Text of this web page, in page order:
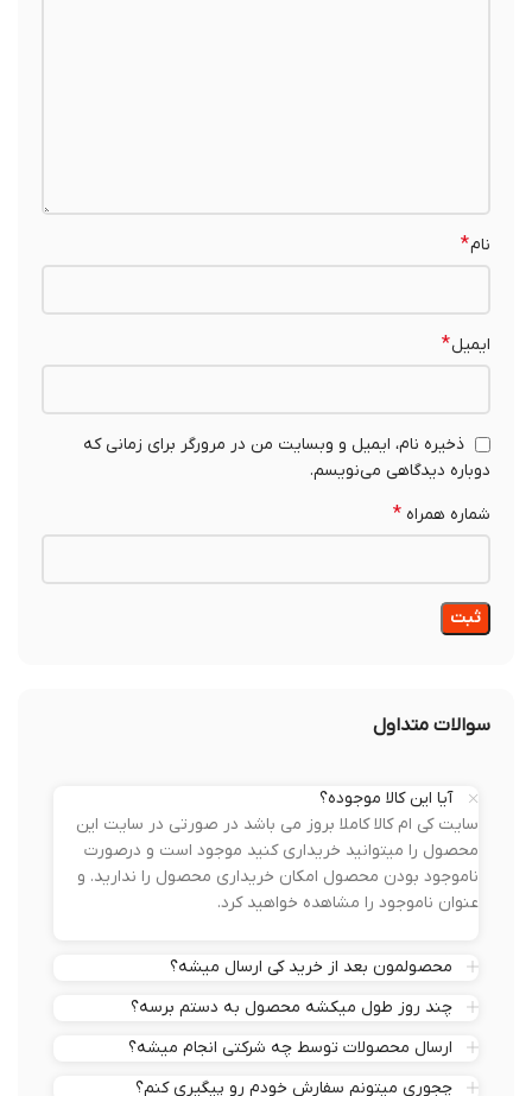
ایمیل*
ذخیره نام، ایمیل و وبسایت من در مرورگر برای زمانی که
دوباره دیدگاهی می‌نویسم.
شماره همراه*
سوالات متداول
آیا این کالا موجوده؟
سایت کی ام کالا کاملا بروز می باشد در صورتی در سایت این
محصول را میتوانید خریداری کنید موجود است و درصورت
ناموجود بودن محصول امکان خریداری محصول را ندارید. و
عنوان ناموجود را مشاهده خواهید کرد.
محصولمون بعد از خرید کی ارسال میشه؟
چند روز طول میکشه محصول به دستم برسه؟
ارسال محصولات توسط چه شرکتی انجام میشه؟
چجوری میتونم سفارش خودم رو پیگیری کنم؟